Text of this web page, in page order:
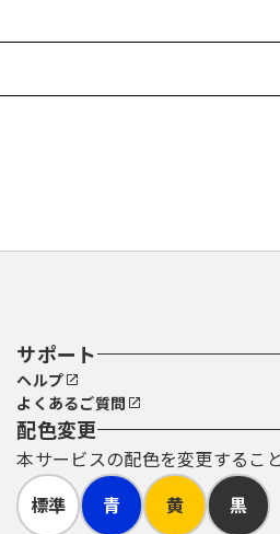
サポート
ヘルプ
よくあるご質問
配色変更
本サービスの配色を変更するこ
標準
青 黄 黒